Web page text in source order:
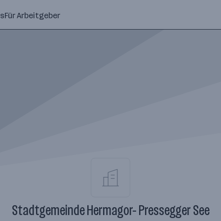
Für Arbeitgeber
Stadtgemeinde Hermagor- Pressegger See